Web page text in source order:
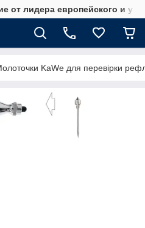
от лидера европейского и
KaWe для перевірки